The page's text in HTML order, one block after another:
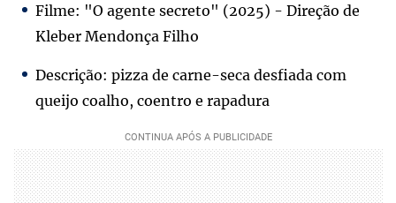
Filme: "O agente secreto" (2025) - Direção de
Kleber Mendonça Filho
Descrição: pizza de carne-seca desfiada com
queijo coalho, coentro e rapadura